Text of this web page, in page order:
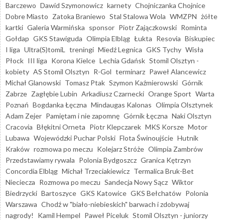
Barczewo Dawid Szymonowicz karnety Chojniczanka Chojnice
Dobre Miasto Zatoka Braniewo Stal Stalowa Wola WMZPN żółte
kartki Galeria Warmińska sponsor Piotr Zajączkowski Rominta
Gołdap GKS Stawiguda Olimpia Elbląg Łukta Resovia Biskupiec
I liga Ultra(S)tomiL treningi Miedź Legnica GKS Tychy Wisła
Płock III liga Korona Kielce Lechia Gdańsk Stomil Olsztyn -
kobiety AS Stomil Olsztyn R-Gol terminarz Paweł Alancewicz
Michał Glanowski Tomasz Ptak Szymon Kaźmierowski Górnik
Zabrze Zagłębie Lubin Arkadiusz Czarnecki Orange Sport Warta
Poznań Bogdanka Łęczna Mindaugas Kalonas Olimpia Olsztynek
Adam Zejer Pamiętam i nie zapomnę Górnik Łęczna Naki Olsztyn
Cracovia Błękitni Orneta Piotr Klepczarek MKS Korsze Motor
Lubawa Wojewódzki Puchar Polski Flota Świnoujście Hutnik
Kraków rozmowa po meczu Kolejarz Stróże Olimpia Zambrów
Przedstawiamy rywala Polonia Bydgoszcz Granica Kętrzyn
Concordia Elbląg Michał Trzeciakiewicz Termalica Bruk-Bet
Nieciecza Rozmowa po meczu Sandecja Nowy Sącz Wiktor
Biedrzycki Bartoszyce GKS Katowice GKS Bełchatów Polonia
Warszawa Chodź w "biało-niebieskich" barwach i zdobywaj
nagrody!
Kamil Hempel Paweł Piceluk Stomil Olsztyn - juniorzy